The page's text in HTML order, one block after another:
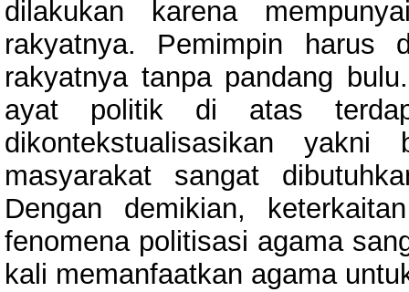
dilakukan karena
rakyatnya. Pemimpin harus
rakyatnya tanpa pandang
ayat politik di atas
dikontekstualisasikan
masyarakat sangat
Dengan demikian,
fenomena politisasi agama
kali memanfaatkan agama